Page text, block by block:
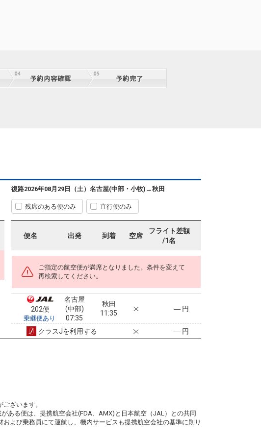
復路2026年08月29日（土） 名古屋(中部・小牧) →秋田
残席のある便のみ 直行便のみ
便名 出発 到着 空席
フライト差額
/1名
ご指定の航空便が満席となりました。条件を変えて
再検索してください。
202便
乗継便あり
名古屋
(中部)
07:35
秋田
11:35
― 円
クラスJを利用する ― 円
ざいます。
ある便は、提携航空会社(FDA、AMX)と日本航空（JAL）との共同
よび乗務員にて運航し、機内サービスも提携航空会社の基準に則り